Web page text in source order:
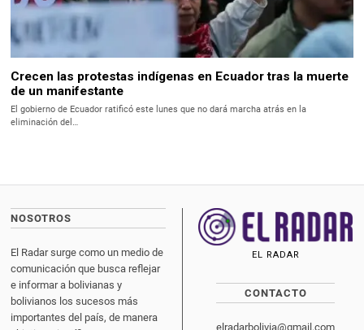
Crecen las protestas indígenas en Ecuador tras la muerte
de un manifestante
El gobierno de Ecuador ratificó este lunes que no dará marcha atrás en la
eliminación del…
NOSOTROS
El Radar surge como un medio de
comunicación que busca reflejar
e informar a bolivianas y
bolivianos los sucesos más
importantes del país, de manera
EL RADAR
CONTACTO
elradarbolivia@gmail.com